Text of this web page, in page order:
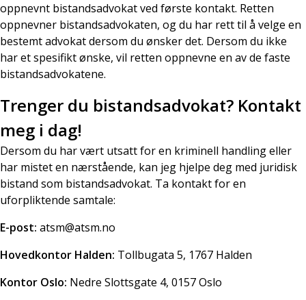
oppnevnt bistandsadvokat ved første kontakt. Retten
oppnevner bistandsadvokaten, og du har rett til å velge en
bestemt advokat dersom du ønsker det. Dersom du ikke
har et spesifikt ønske, vil retten oppnevne en av de faste
bistandsadvokatene.
Trenger du bistandsadvokat? Kontakt
meg i dag!
Dersom du har vært utsatt for en kriminell handling eller
har mistet en nærstående, kan jeg hjelpe deg med juridisk
bistand som bistandsadvokat. Ta kontakt for en
uforpliktende samtale:
E-post: atsm@atsm.no
Hovedkontor Halden: Tollbugata 5, 1767 Halden
Kontor Oslo: Nedre Slottsgate 4, 0157 Oslo